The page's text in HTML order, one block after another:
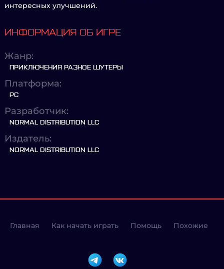
интересных улучшений.
ИНФОРМАЦИЯ ОБ ИГРЕ
Жанр:
ПРИКЛЮЧЕНИЯ РАЗНОЕ ШУТЕРЫ
Платформа:
PC
Разработчик:
NORMAL DISTRIBUTION LLC
Издатель:
NORMAL DISTRIBUTION LLC
Главная Как начать играть Помощь Похожие